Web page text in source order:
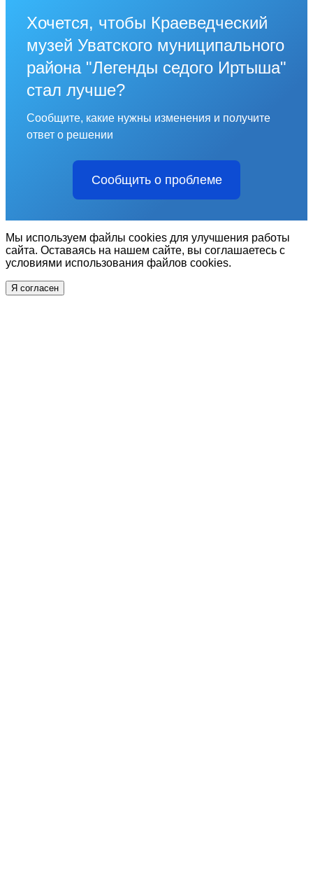
Хочется, чтобы Краеведческий
музей Уватского муниципального
района "Легенды седого Иртыша"
стал лучше?
Сообщите, какие нужны изменения и получите
ответ о решении
Сообщить о проблеме
Мы используем файлы cookies для улучшения работы
сайта. Оставаясь на нашем сайте, вы соглашаетесь с
условиями использования файлов cookies.
Я согласен